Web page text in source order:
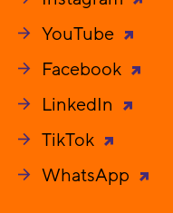
YouTube
Facebook
LinkedIn
TikTok
WhatsApp